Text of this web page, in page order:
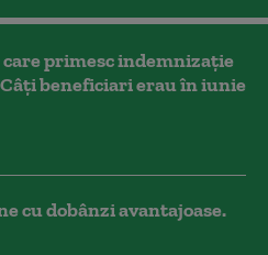
primesc indemnizaţie
beneficiari erau în iunie
cu dobânzi avantajoase.